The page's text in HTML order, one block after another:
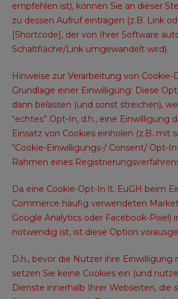
empfehlen ist), können Sie an dieser
zu dessen Aufruf eintragen (z.B. Link
[Shortcode], der von Ihrer Software
Schaltfläche/Link umgewandelt wird).
Hinweise zur Verarbeitung von Cookie-
Grundlage einer Einwilligung: Diese
dann belassen (und sonst streichen),
“echtes” Opt-In, d.h., eine Einwilligung
Einsatz von Cookies einholen (z.B. mit
“Cookie-Einwilligungs-/ Consent/ Opt-
Rahmen eines
Da eine Cookie-Opt-In lt. EuGH beim
Commerce häufig verwendeten
Google Analytics oder Facebook-Pixel)
notwendig ist, ist diese Option
D.h., bevor die Nutzer ihre Einwilligung
setzen Sie keine Cookies ein (und
Dienste innerhalb Ihrer Webseiten, die